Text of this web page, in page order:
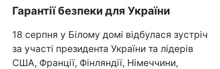
Гарантії безпеки для України
18 серпня у Білому домі відбулася зустріч
за участі президента України та лідерів
США, Франції, Фінляндії, Німеччини,